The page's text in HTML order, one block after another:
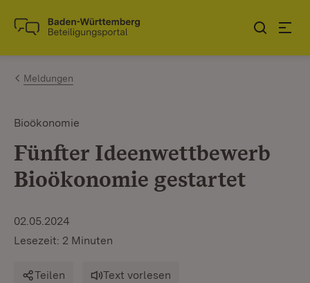
Zum Inhalt springen
Link zur Startseite
Meldungen
Bioökonomie
Fünfter Ideenwettbewerb
Bioökonomie gestartet
02.05.2024
Lesezeit: 2 Minuten
Teilen Text vorlesen